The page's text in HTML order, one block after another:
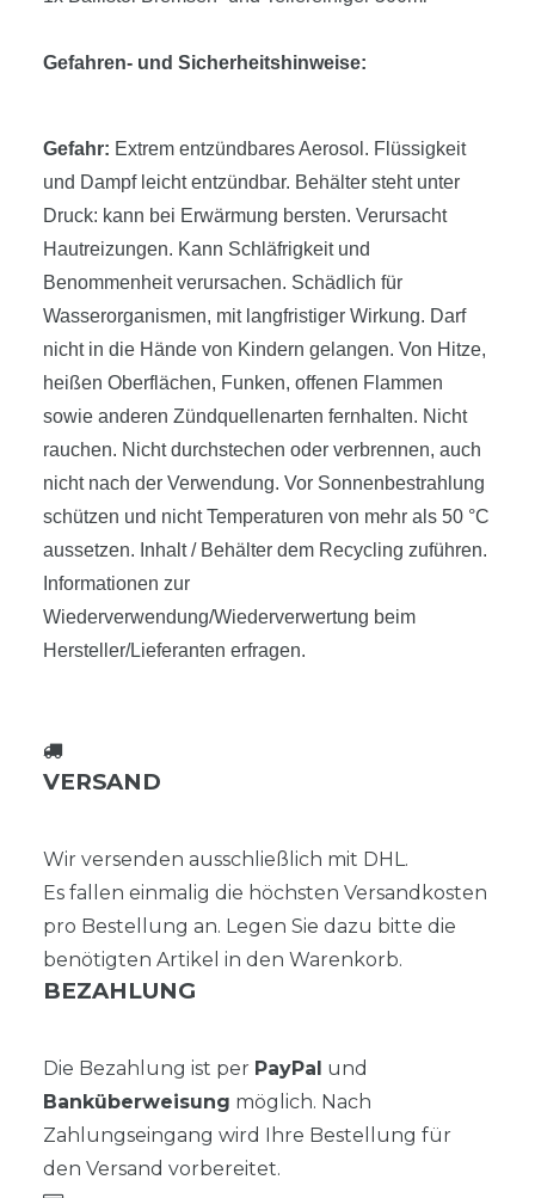
Gefahren- und Sicherheitshinweise:
Gefahr: Extrem entzündbares Aerosol. Flüssigkeit
und Dampf leicht entzündbar. Behälter steht unter
Druck: kann bei Erwärmung bersten. Verursacht
Hautreizungen. Kann Schläfrigkeit und
Benommenheit verursachen. Schädlich für
Wasserorganismen, mit langfristiger Wirkung. Darf
nicht in die Hände von Kindern gelangen. Von Hitze,
heißen Oberflächen, Funken, offenen Flammen
sowie anderen Zündquellenarten fernhalten. Nicht
rauchen. Nicht durchstechen oder verbrennen, auch
nicht nach der Verwendung. Vor Sonnenbestrahlung
schützen und nicht Temperaturen von mehr als 50 °C
aussetzen. Inhalt / Behälter dem Recycling zuführen.
Informationen zur
Wiederverwendung/Wiederverwertung beim
Hersteller/Lieferanten erfragen.
VERSAND
Wir versenden ausschließlich mit DHL.
Es fallen einmalig die höchsten Versandkosten
pro Bestellung an. Legen Sie dazu bitte die
benötigten Artikel in den Warenkorb.
BEZAHLUNG
Die Bezahlung ist per PayPal und
Banküberweisung möglich. Nach
Zahlungseingang wird Ihre Bestellung für
den Versand vorbereitet.